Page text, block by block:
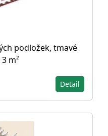
podložek, tmavé
m²
Detail